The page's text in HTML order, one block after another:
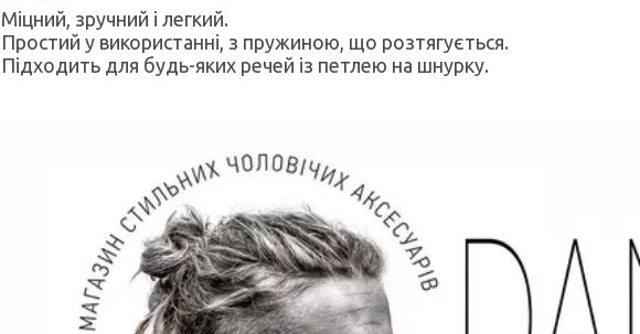
Міцний, зручний і легкий.
Простий у використанні, з пружиною, що розтягується.
Підходить для будь-яких речей із петлею на шнурку.